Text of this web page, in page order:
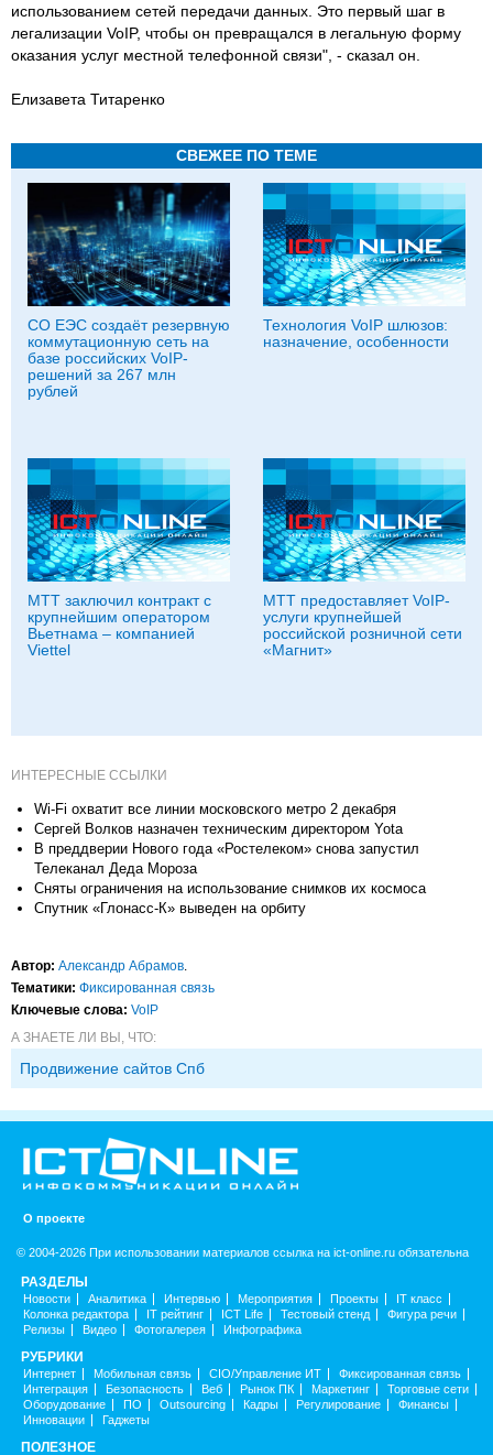
использованием сетей передачи данных. Это первый шаг в
легализации VoIP, чтобы он превращался в легальную форму
оказания услуг местной телефонной связи", - сказал он.
Елизавета Титаренко
СВЕЖЕЕ ПО ТЕМЕ
СО ЕЭС создаёт резервную
коммутационную сеть на
базе российских VoIP-
решений за 267 млн
рублей
Технология VoIP шлюзов:
назначение, особенности
МТТ заключил контракт с
крупнейшим оператором
Вьетнама – компанией
Viettel
МТТ предоставляет VoIP-
услуги крупнейшей
российской розничной сети
«Магнит»
ИНТЕРЕСНЫЕ ССЫЛКИ
Wi-Fi охватит все линии московского метро 2 декабря
Сергей Волков назначен техническим директором Yota
В преддверии Нового года «Ростелеком» снова запустил
Телеканал Деда Мороза
Сняты ограничения на использование снимков их космоса
Спутник «Глонасс-К» выведен на орбиту
Автор: Александр Абрамов
Тематики: Фиксированная связь
Ключевые слова: VoIP
А ЗНАЕТЕ ЛИ ВЫ, ЧТО:
Продвижение сайтов Спб
О проекте
© 2004-2026 При использовании материалов ссылка на ict-online.ru обязательна
РАЗДЕЛЫ
Новости Аналитика Интервью Мероприятия Проекты
IT класс
Колонка редактора
IT рейтинг ICT Life Тестовый стенд
Фигура речи
Релизы
Видео Фотогалерея Инфографика
РУБРИКИ
Интернет Мобильная связь CIO/Управление ИТ
Фиксированная связь
Интеграция
Безопасность Веб Рынок ПК Маркетинг
Торговые сети
Оборудование
ПО Outsourcing Кадры Регулирование
Финансы
Инновации
Гаджеты
ПОЛЕЗНОЕ